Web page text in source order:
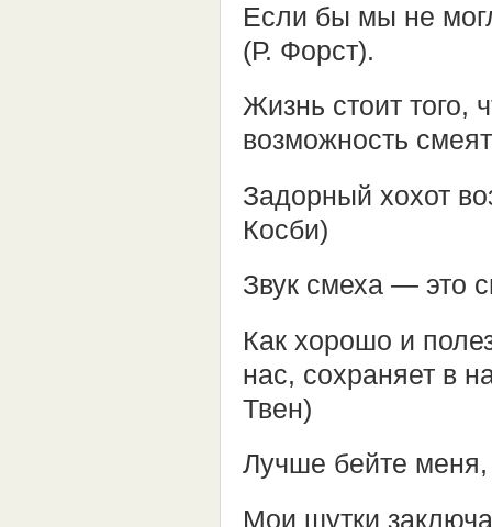
Если бы мы не
(Р. Форст).
Жизнь стоит того,
возможность
Задорный хохот
Косби)
Звук смеха — это
Как хорошо и
нас, сохраняет в
Твен)
Лучше бейте
Мои шутки